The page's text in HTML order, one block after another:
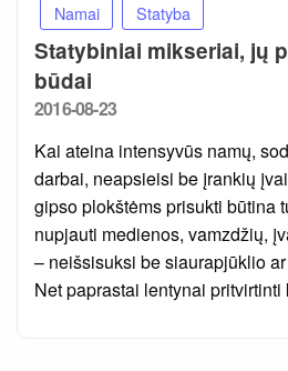
Namai Statyba
Statybiniai mikseriai, jų
būdai
Posted
2016-08-23
Kai ateina intensyvūs namų,
darbai, neapsieisi be įrankių
gipso plokštėms prisukti būtina
nupjauti medienos, vamzdžių,
– neišsisuksi be siaurapjūklio
Net paprastai lentynai